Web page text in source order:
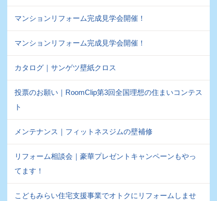
マンションリフォーム完成見学会開催！
マンションリフォーム完成見学会開催！
カタログ｜サンゲツ壁紙クロス
投票のお願い｜RoomClip第3回全国理想の住まいコンテス
ト
メンテナンス｜フィットネスジムの壁補修
リフォーム相談会｜豪華プレゼントキャンペーンもやっ
てます！
こどもみらい住宅支援事業でオトクにリフォームしませ